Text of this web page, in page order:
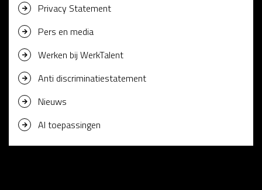
Privacy Statement
Pers en media
Werken bij WerkTalent
Anti discriminatiestatement
Nieuws
AI toepassingen